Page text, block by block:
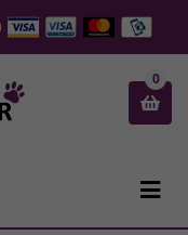

0
